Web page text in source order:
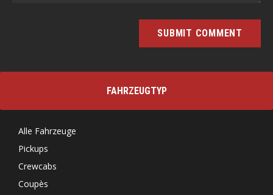
FAHRZEUGTYP
Alle Fahrzeuge
Pickups
Crewcabs
Coupès